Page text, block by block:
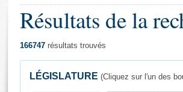
Général
Résultats de la
166747 résultats trouvés
LÉGISLATURE (Cliquez sur l'un des